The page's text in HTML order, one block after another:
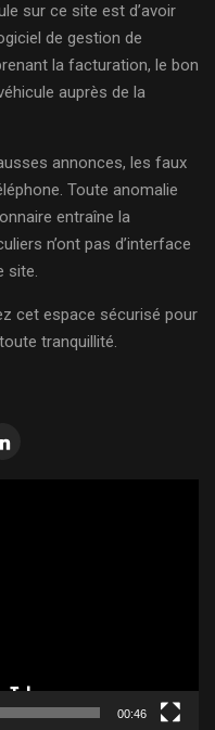
sur ce site est d’avoir
de gestion de
la facturation, le bon
auprès de la
annonces, les faux
Toute anomalie
entraîne la
n’ont pas d’interface
site.
cet espace sécurisé pour
tranquillité.
00:46